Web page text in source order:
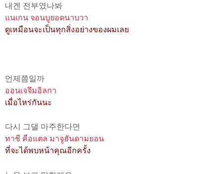
내겐 전부였나봐
แนเกน จอนบูยอดนาบวา
ดูเหมือนจะเป็นทุกสิ่งอย่างของผมเลย
언제쯤일까
ออนเจจึมอิลกา
เมื่อไหร่กันนะ
다시 그댈 마주한다면
ทาชี คือแตล มาจูฮันดามยอน
ที่จะได้พบหน้าคุณอีกครั้ง